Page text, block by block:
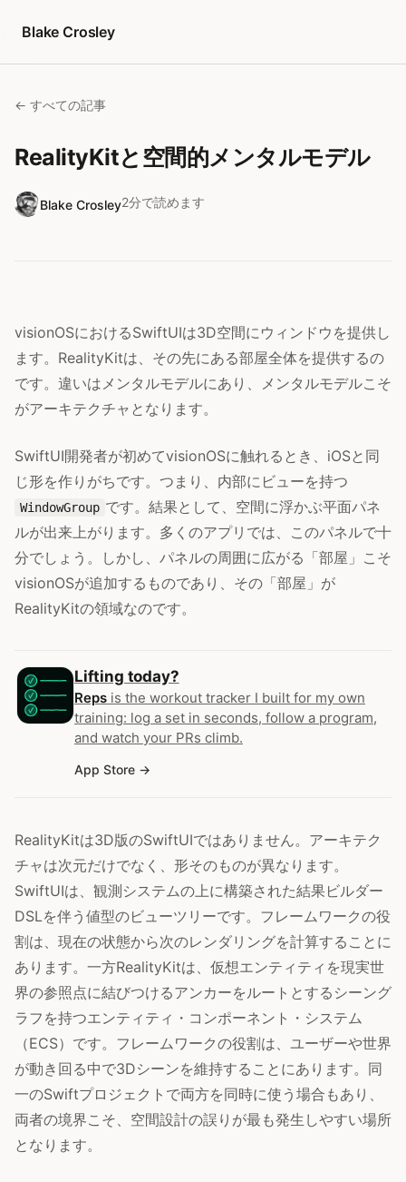
Blake Crosley
← すべての記事
RealityKitと空間的メンタルモデル
Blake Crosley2分で読めます
visionOSにおけるSwiftUIは3D空間にウィンドウを提供し
ます。RealityKitは、その先にある部屋全体を提供するの
です。違いはメンタルモデルにあり、メンタルモデルこそ
がアーキテクチャとなります。
SwiftUI開発者が初めてvisionOSに触れるとき、iOSと同
じ形を作りがちです。つまり、内部にビューを持つ
WindowGroup です。結果として、空間に浮かぶ平面パネ
ルが出来上がります。多くのアプリでは、このパネルで十
分でしょう。しかし、パネルの周囲に広がる「部屋」こそ
visionOSが追加するものであり、その「部屋」が
RealityKitの領域なのです。
Lifting today?
Reps is the workout tracker I built for my own
training: log a set in seconds, follow a program,
and watch your PRs climb.
App Store
RealityKitは3D版のSwiftUIではありません。アーキテク
チャは次元だけでなく、形そのものが異なります。
SwiftUIは、観測システムの上に構築された結果ビルダー
DSLを伴う値型のビューツリーです。フレームワークの役
割は、現在の状態から次のレンダリングを計算することに
あります。一方RealityKitは、仮想エンティティを現実世
界の参照点に結びつけるアンカーをルートとするシーング
ラフを持つエンティティ・コンポーネント・システム
（ECS）です。フレームワークの役割は、ユーザーや世界
が動き回る中で3Dシーンを維持することにあります。同
一のSwiftプロジェクトで両方を同時に使う場合もあり、
両者の境界こそ、空間設計の誤りが最も発生しやすい場所
となります。